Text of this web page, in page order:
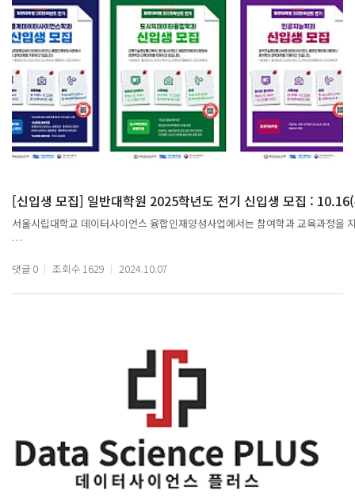
* 컨퍼런스(연구발표) : 미래연구상
1. 정다현 통계데이터사이언스학과 박사수료생
- 발표 제목 : Automatic Seed Word Selection for Topic Modeling
2. 정근영 인공지능학과 박사수료생
- 발표 제목 : 검색과 비교를 통한 영상 캡션 개선 방법
수상을 축하드립니다.
2. 11/15 (금) 16:00-18:00
3. 11/22 (금) 16:00-18:00
4. 12/06 (금) 14:00-16:00
5. 12/13 (금) 14:00-16:00
- 온라인 참여 : ZOOM 회의 ID 858 2690 4055
# 출석체크
[온 라 인] ZOOM 참석자 화면캡쳐 (강의 시작 10분 후 진행)
# DS인증서 발급 조건
[신입생 모집] 일반대학원 2025학년도 전기 신입생 모집 :
서울시립대학교 데이터사이언스 융합인재양성사업에서는 참여학과 교육과정을
* 원서접수 : 10.16(수) 10:00 ~ 10.21(월) 17:00
1. 통계데이터사이언스학과 https://graduate.uos.ac.kr/graduateNew/
2. 도시빅데이터융합학과
https://graduate.uos.ac.kr/graduateNew/deptIntro/cooperation/
댓글 0 조회수 1629 2024.10.07